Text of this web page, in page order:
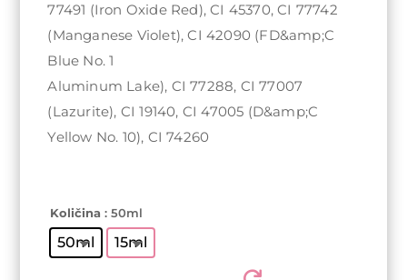
77491 (Iron Oxide Red), CI 45370, CI 77742
(Manganese Violet), CI 42090 (FD&amp;C
Blue No. 1
Aluminum Lake), CI 77288, CI 77007
(Lazurite), CI 19140, CI 47005 (D&amp;C
Yellow No. 10), CI 74260
Količina : 50ml
50ml 15ml